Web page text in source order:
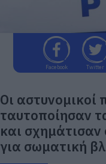
Facebook Twitter
Οι αστυνομικοί
ταυτοποίησαν
και
για σωματική